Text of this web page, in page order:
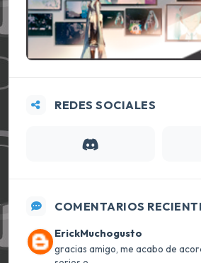
REDES SOCIALES
COMENTARIOS
ErickMuchogusto
gracias amigo, me acabo de